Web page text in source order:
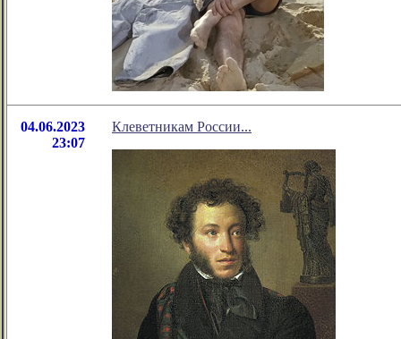
04.06.2023
23:07
Клеветникам России...